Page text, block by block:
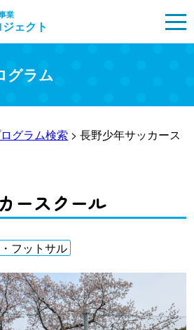
業
ェクト
グラム
グラム検索 > 長野少年サッカース
ースクール
フットサル